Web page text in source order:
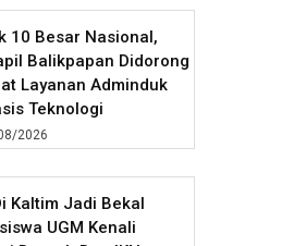
10 Besar Nasional,
Balikpapan Didorong
Layanan Adminduk
Teknologi
2026
Kaltim Jadi Bekal
UGM Kenali